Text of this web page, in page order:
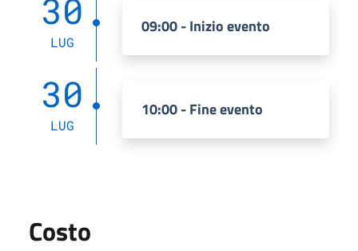
30
LUG
09:00 - Inizio evento
30
LUG
10:00 - Fine evento
Costo